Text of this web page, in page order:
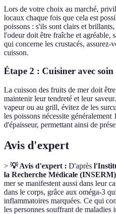
Lors de votre choix au marché,
locaux chaque fois que cela est
poissons : s'ils sont clairs et
l'odeur doit être fraîche et agréable,
qui concerne les crustacés,
cuisson.
Étape 2 : Cuisiner avec soin
La cuisson des fruits de mer doit
maintenir leur tendreté et leur
vapeur ou au grill, évitez de les
les poissons nécessite généralement
d'épaisseur, permettant ainsi de
Avis d'expert
> 💡 Avis d'expert : D'après
la Recherche Médicale (INSERM)
mer se manifestent aussi dans leur
dans le corps, grâce aux oméga-3
inflammatoires marquées. Ce qui
les personnes souffrant de maladies